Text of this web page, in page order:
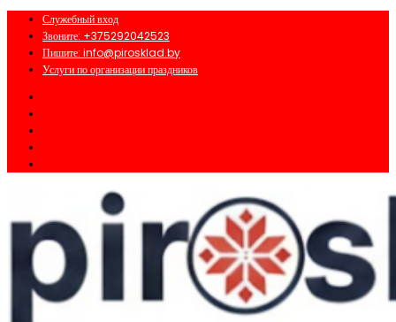
Перейти
содержимому
Служебный вход
Звоните: +375292042523
Пишите: info@pirosklad.by
Услуги по организации праздников